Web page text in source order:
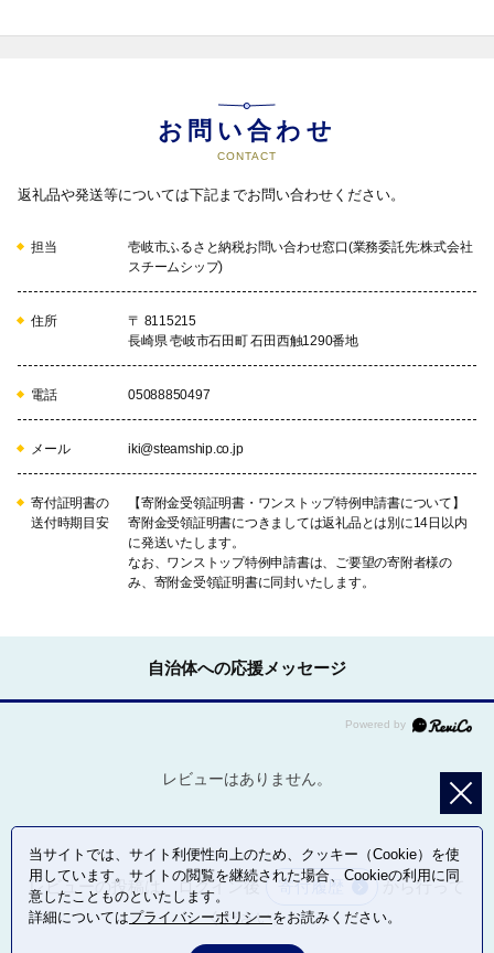
お問い合わせ
CONTACT
返礼品や発送等については下記までお問い合わせください。
担当
壱岐市ふるさと納税お問い合わせ窓口(業務委託先:株式会社
スチームシップ)
住所
〒 8115215
長崎県 壱岐市石田町 石田西触1290番地
電話 05088850497
メール iki@steamship.co.jp
寄付証明書の
送付時期目安
【寄附金受領証明書・ワンストップ特例申請書について】
寄附金受領証明書につきましては返礼品とは別に14日以内
に発送いたします。
なお、ワンストップ特例申請書は、ご要望の寄附者様の
み、寄附金受領証明書に同封いたします。
自治体への応援メッセージ
レビューはありません。
レビューの投稿は、ログイン後 寄付履歴
から行って
ください。
当サイトでは、サイト利便性向上のため、クッキー（Cookie）を使
用しています。サイトの閲覧を継続された場合、Cookieの利用に同
意したことものといたします。
詳細についてはプライバシーポリシーをお読みください。